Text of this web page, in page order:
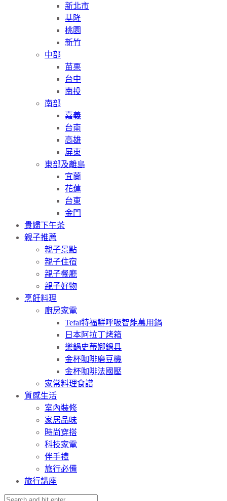
新北市
基隆
桃園
新竹
中部
苗栗
台中
南投
南部
嘉義
台南
高雄
屏東
東部及離島
宜蘭
花蓮
台東
金門
貴婦下午茶
親子推薦
親子景點
親子住宿
親子餐廳
親子好物
烹飪料理
廚房家電
Tefal特福鮮呼吸智能萬用鍋
日本阿拉丁烤箱
樂鍋史蒂娜鍋具
金杯咖啡磨豆機
金杯咖啡法國壓
家常料理食譜
質感生活
室內裝修
家居品味
時尚穿搭
科技家電
伴手禮
旅行必備
旅行講座